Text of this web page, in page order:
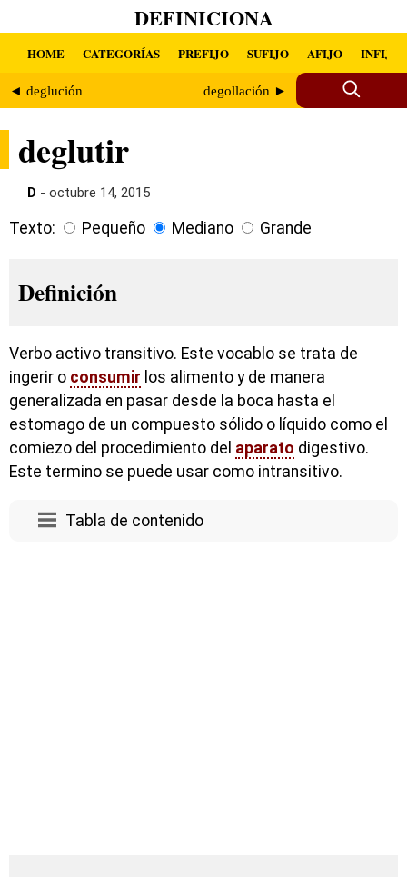
DEFINICIONA
HOME CATEGORÍAS PREFIJO SUFIJO AFIJO INFIJO
◄ deglución degollación ►
deglutir
D - octubre 14, 2015
Texto: Pequeño Mediano Grande
Definición
Verbo activo transitivo. Este vocablo se trata de
ingerir o consumir los alimento y de manera
generalizada en pasar desde la boca hasta el
estomago de un compuesto sólido o líquido como el
comiezo del procedimiento del aparato digestivo.
Este termino se puede usar como intransitivo.
Tabla de contenido